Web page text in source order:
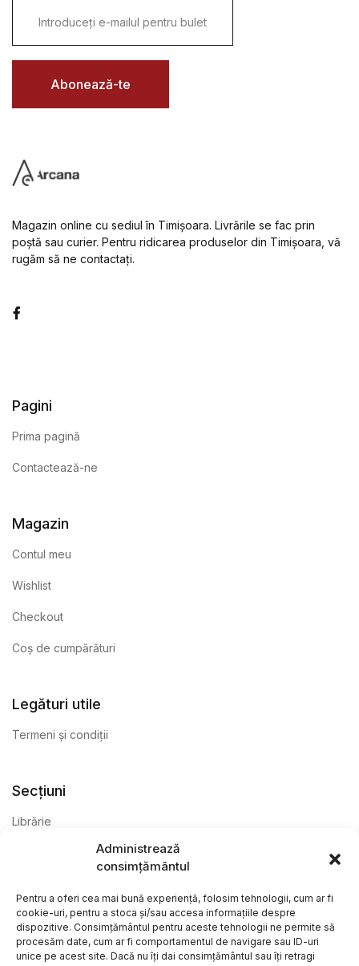
Administrează
consimțământul
Pentru a oferi cea mai bună experiență, folosim tehnologii, cum ar fi
cookie-uri, pentru a stoca și/sau accesa informațiile despre
dispozitive. Consimțământul pentru aceste tehnologii ne permite să
procesăm date, cum ar fi comportamentul de navigare sau ID-uri
unice pe acest site. Dacă nu îți dai consimțământul sau îți retragi
i
l
Abonează-te
Magazin online cu sediul în Timișoara. Livrările se fac prin
poștă sau curier. Pentru ridicarea produselor din Timișoara, vă
rugăm să ne contactați.
Pagini
Prima pagină
Contactează-ne
Magazin
Contul meu
Wishlist
Checkout
Coș de cumpărături
Legături utile
Termeni și condiții
Secțiuni
Librărie